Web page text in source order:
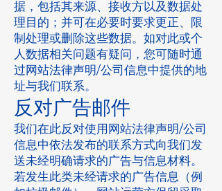
据，包括其来源、接收方以及数据处
理目的；并可在必要时要求更正、限
制处理或删除这些数据。如对此或个
人数据相关问题有疑问，您可随时通
过网站法律声明/公司信息中提供的地
址与我们联系。
反对广告邮件
我们在此反对使用网站法律声明/公司
信息中依法发布的联系方式向我们发
送未经明确请求的广告与信息材料。
若发生此类未经请求的广告信息（例